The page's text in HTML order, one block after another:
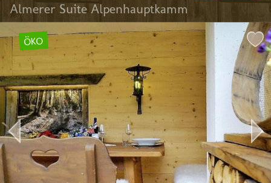
Almerer Suite Alpenhauptkamm
ÖKO